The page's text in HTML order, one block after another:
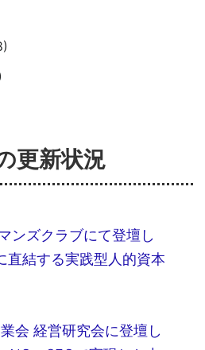
更新状況
ンズクラブにて登壇し
直結する実践型人的資本
会 経営研究会に登壇し